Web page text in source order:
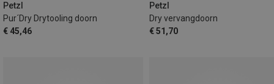
Petzl
Pur´Dry Drytooling doorn
€ 45,46
Petzl
Dry vervangdoorn
€ 51,70